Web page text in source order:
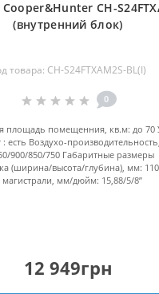
CH-
(внутренний блок)
товара: CH-S24FTXAM2S-BL(I)
0
площадь помещенния, кв.м: до 70
: есть Воздухо-
900/850/750 Габаритные размеры
(ширина/высота/глубина), мм:
магистрали, мм/дюйм: 15,88/5/8’’
12 949грн